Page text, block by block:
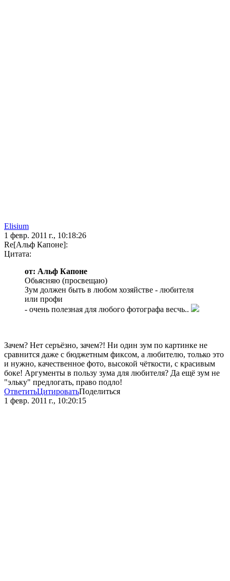
Elisium
1 февр. 2011 г., 10:18:26
Re[Альф Капоне]:
Цитата:
от: Альф Капоне
Обьясняю (просвещаю)
Зум должен быть в любом хозяйстве - любителя
или профи
- очень полезная для любого фотографа весчь..
Зачем? Нет серъёзно, зачем?! Ни один зум по картинке не
сравнится даже с бюджетным фиксом, а любителю, только это
и нужно, качественное фото, высокой чёткости, с красивым
боке! Аргументы в пользу зума для любителя? Да ещё зум не
"эльку" предлогать, право подло!
ОтветитьЦитироватьПоделиться
1 февр. 2011 г., 10:20:15